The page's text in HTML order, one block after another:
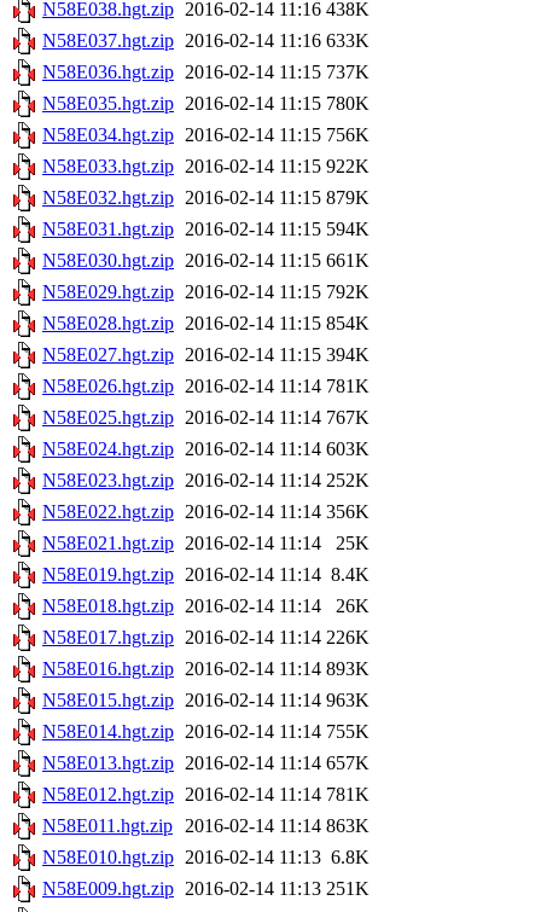
N58E038.hgt.zip 2016-02-14 11:16 438K
N58E037.hgt.zip 2016-02-14 11:16 633K
N58E036.hgt.zip 2016-02-14 11:15 737K
N58E035.hgt.zip 2016-02-14 11:15 780K
N58E034.hgt.zip 2016-02-14 11:15 756K
N58E033.hgt.zip 2016-02-14 11:15 922K
N58E032.hgt.zip 2016-02-14 11:15 879K
N58E031.hgt.zip 2016-02-14 11:15 594K
N58E030.hgt.zip 2016-02-14 11:15 661K
N58E029.hgt.zip 2016-02-14 11:15 792K
N58E028.hgt.zip 2016-02-14 11:15 854K
N58E027.hgt.zip 2016-02-14 11:15 394K
N58E026.hgt.zip 2016-02-14 11:14 781K
N58E025.hgt.zip 2016-02-14 11:14 767K
N58E024.hgt.zip 2016-02-14 11:14 603K
N58E023.hgt.zip 2016-02-14 11:14 252K
N58E022.hgt.zip 2016-02-14 11:14 356K
N58E021.hgt.zip 2016-02-14 11:14
25K
N58E019.hgt.zip 2016-02-14 11:14 8.4K
N58E018.hgt.zip 2016-02-14 11:14
26K
N58E017.hgt.zip 2016-02-14 11:14 226K
N58E016.hgt.zip 2016-02-14 11:14 893K
N58E015.hgt.zip 2016-02-14 11:14 963K
N58E014.hgt.zip 2016-02-14 11:14 755K
N58E013.hgt.zip 2016-02-14 11:14 657K
N58E012.hgt.zip 2016-02-14 11:14 781K
N58E011.hgt.zip 2016-02-14 11:14 863K
N58E010.hgt.zip 2016-02-14 11:13 6.8K
N58E009.hgt.zip 2016-02-14 11:13 251K